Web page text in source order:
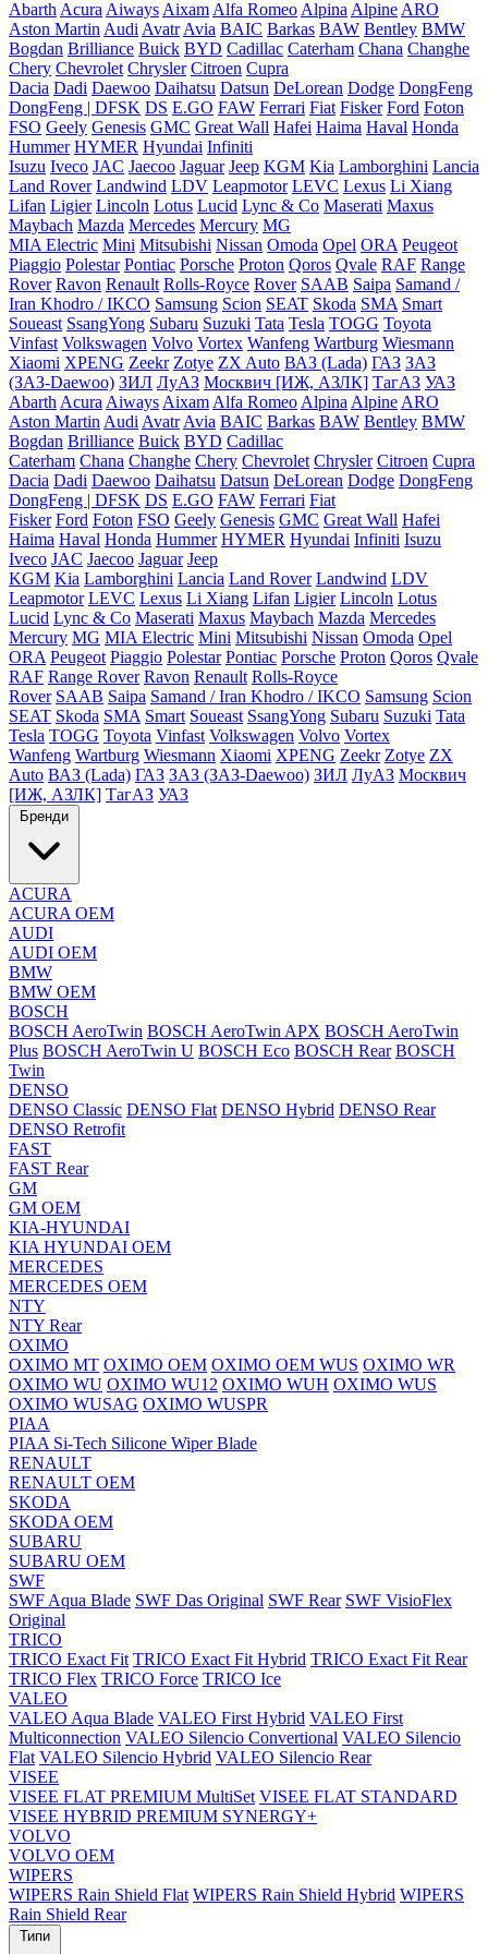
Abarth Acura Aiways Aixam Alfa Romeo Alpina Alpine ARO
Aston Martin Audi Avatr Avia BAIC Barkas BAW Bentley BMW
Bogdan Brilliance Buick BYD Cadillac Caterham Chana Changhe
Chery Chevrolet Chrysler Citroen Cupra
Dacia Dadi Daewoo Daihatsu Datsun DeLorean Dodge DongFeng
DongFeng | DFSK DS E.GO FAW Ferrari Fiat Fisker Ford Foton
FSO Geely Genesis GMC Great Wall Hafei Haima Haval Honda
Hummer HYMER Hyundai Infiniti
Isuzu Iveco JAC Jaecoo Jaguar Jeep KGM Kia Lamborghini Lancia
Land Rover Landwind LDV Leapmotor LEVC Lexus Li Xiang
Lifan Ligier Lincoln Lotus Lucid Lync & Co Maserati Maxus
Maybach Mazda Mercedes Mercury MG
MIA Electric Mini Mitsubishi Nissan Omoda Opel ORA Peugeot
Piaggio Polestar Pontiac Porsche Proton Qoros Qvale RAF Range
Rover Ravon Renault Rolls-Royce Rover SAAB Saipa Samand /
Iran Khodro / IKCO Samsung Scion SEAT Skoda SMA Smart
Soueast SsangYong Subaru Suzuki Tata Tesla TOGG Toyota
Vinfast Volkswagen Volvo Vortex Wanfeng Wartburg Wiesmann
Xiaomi XPENG Zeekr Zotye ZX Auto ВАЗ (Lada) ГАЗ ЗАЗ
(ЗАЗ-Daewoo) ЗИЛ ЛуАЗ Москвич [ИЖ, АЗЛК] ТагАЗ УАЗ
Abarth Acura Aiways Aixam Alfa Romeo Alpina Alpine ARO
Aston Martin Audi Avatr Avia BAIC Barkas BAW Bentley BMW
Bogdan Brilliance Buick BYD Cadillac
Caterham Chana Changhe Chery Chevrolet Chrysler Citroen Cupra
Dacia Dadi Daewoo Daihatsu Datsun DeLorean Dodge DongFeng
DongFeng | DFSK DS E.GO FAW Ferrari Fiat
Fisker Ford Foton FSO Geely Genesis GMC Great Wall Hafei
Haima Haval Honda Hummer HYMER Hyundai Infiniti Isuzu
Iveco JAC Jaecoo Jaguar Jeep
KGM Kia Lamborghini Lancia Land Rover Landwind LDV
Leapmotor LEVC Lexus Li Xiang Lifan Ligier Lincoln Lotus
Lucid Lync & Co Maserati Maxus Maybach Mazda Mercedes
Mercury MG MIA Electric Mini Mitsubishi Nissan Omoda Opel
ORA Peugeot Piaggio Polestar Pontiac Porsche Proton Qoros Qvale
RAF Range Rover Ravon Renault Rolls-Royce
Rover SAAB Saipa Samand / Iran Khodro / IKCO Samsung Scion
SEAT Skoda SMA Smart Soueast SsangYong Subaru Suzuki Tata
Tesla TOGG Toyota Vinfast Volkswagen Volvo Vortex
Wanfeng Wartburg Wiesmann Xiaomi XPENG Zeekr Zotye ZX
Auto ВАЗ (Lada) ГАЗ ЗАЗ (ЗАЗ-Daewoo) ЗИЛ ЛуАЗ Москвич
[ИЖ, АЗЛК] ТагАЗ УАЗ
Бренди
ACURA
ACURA OEM
AUDI
AUDI OEM
BMW
BMW OEM
BOSCH
BOSCH AeroTwin BOSCH AeroTwin APX BOSCH AeroTwin
Plus BOSCH AeroTwin U BOSCH Eco BOSCH Rear BOSCH
Twin
DENSO
DENSO Classic DENSO Flat DENSO Hybrid DENSO Rear
DENSO Retrofit
FAST
FAST Rear
GM
GM OEM
KIA-HYUNDAI
KIA HYUNDAI OEM
MERCEDES
MERCEDES OEM
NTY
NTY Rear
OXIMO
OXIMO MT OXIMO OEM OXIMO OEM WUS OXIMO WR
OXIMO WU OXIMO WU12 OXIMO WUH OXIMO WUS
OXIMO WUSAG OXIMO WUSPR
PIAA
PIAA Si-Tech Silicone Wiper Blade
RENAULT
RENAULT OEM
SKODA
SKODA OEM
SUBARU
SUBARU OEM
SWF
SWF Aqua Blade SWF Das Original SWF Rear SWF VisioFlex
Original
TRICO
TRICO Exact Fit TRICO Exact Fit Hybrid TRICO Exact Fit Rear
TRICO Flex TRICO Force TRICO Ice
VALEO
VALEO Aqua Blade VALEO First Hybrid VALEO First
Multiconnection VALEO Silencio Convertional VALEO Silencio
Flat VALEO Silencio Hybrid VALEO Silencio Rear
VISEE
VISEE FLAT PREMIUM MultiSet VISEE FLAT STANDARD
VISEE HYBRID PREMIUM SYNERGY+
VOLVO
VOLVO OEM
WIPERS
WIPERS Rain Shield Flat WIPERS Rain Shield Hybrid WIPERS
Rain Shield Rear
Типи